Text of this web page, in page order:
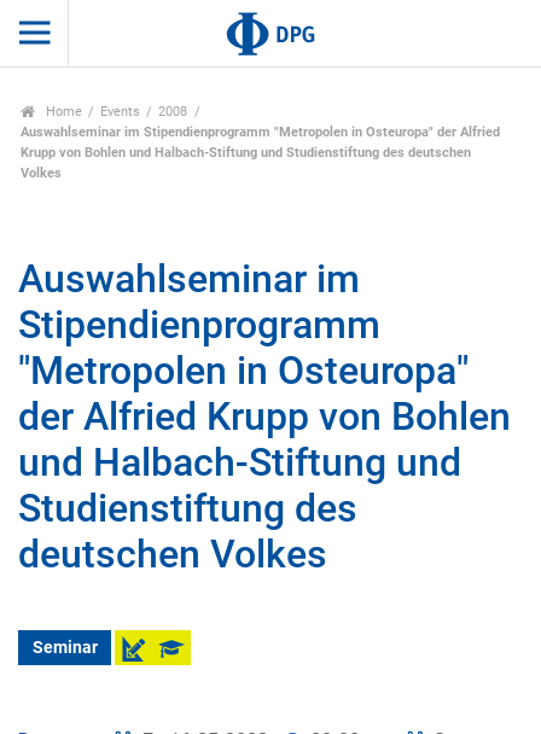
Home Events
2008
Auswahlseminar im Stipendienprogramm "Metropolen in Osteuropa" der Alfried
Krupp von Bohlen und Halbach-Stiftung und Studienstiftung des deutschen
Volkes
Auswahlseminar im
Stipendienprogramm
"Metropolen in Osteuropa"
der Alfried Krupp von Bohlen
und Halbach-Stiftung und
Studienstiftung des
deutschen Volkes
Seminar